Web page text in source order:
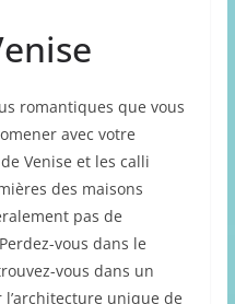
romantiques que vous
avec votre
Venise et les calli
des maisons
pas de
vous dans le
vous dans un
unique de